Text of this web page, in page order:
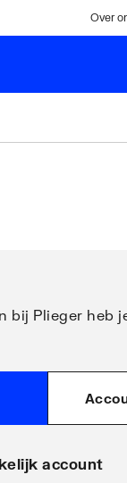
Over
bij Plieger heb
account